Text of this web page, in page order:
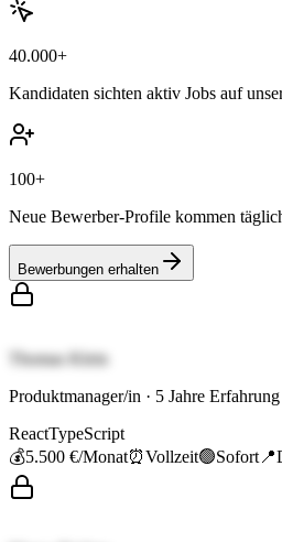
40.000+
Kandidaten sichten aktiv Jobs auf
100+
Neue Bewerber-Profile kommen
Bewerbungen erhalten
Thomas Klein
Produktmanager/in · 5 Jahre Erfahrung
ReactTypeScript
💰5.500 €/Monat⏰Vollzeit🟢Sofort 📍